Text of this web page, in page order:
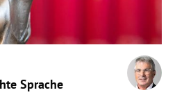
Sprache